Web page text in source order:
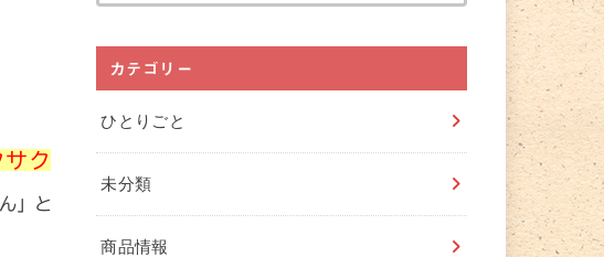
ク
」と
カテゴリー
ひとりごと
未分類
商品情報